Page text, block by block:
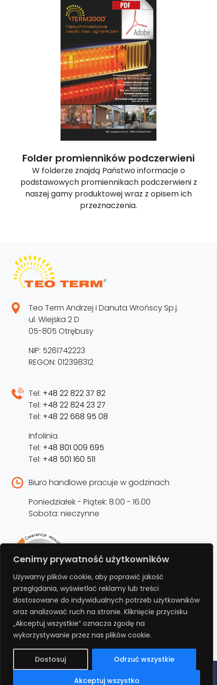
Cenimy prywatność użytkowników
Używamy plików cookie, aby poprawić jakość
przeglądania, wyświetlać reklamy lub treści
dostosowane do indywidualnych potrzeb użytkowników
oraz analizować ruch na stronie. Kliknięcie przycisku
„Akceptuj wszystkie” oznacza zgodę na
wykorzystywanie przez nas plików cookie.
Dostosuj Odrzuć wszystkie
Akceptuj wszystko
Folder promienników podczerwieni
W folderze znajdą Państwo informacje o
podstawowych promiennikach podczerwieni z
naszej gamy produktowej wraz z opisem ich
przeznaczenia.
Teo Term Andrzej I Danuta Wrońscy Sp.j.
ul. Wiejska 2 D
05-805 Otrębusy
NIP: 5261742223
REGON: 012398312
Tel: +48 22 822 37 82
Tel: +48 22 824 23 27
Tel: +48 22 668 95 08
Infolinia
Tel: +48 801 009 695
Tel: +48 501 160 511
Biuro handlowe pracuje w godzinach
Poniedziałek - Piątek: 8.00 - 16.00
Sobota: nieczynne
przedłużenie gwarancji
Bezpłatnie przedłuż gwarancję o kolejne 12
miesięcy rejestrując produkt na stronie.
REJESTRUJ
Polityka prywatności Regulamin RODO